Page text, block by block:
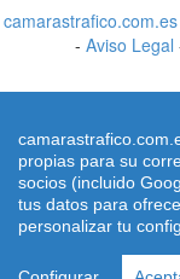
camarastrafico.com.es
- Aviso Legal
propias para su
socios (incluido
tus datos para
personalizar tu